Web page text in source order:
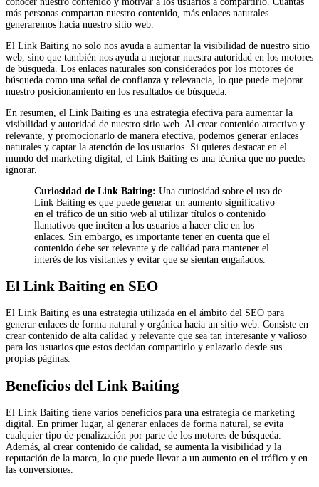
más personas compartan nuestro contenido, más enlaces naturales
generaremos hacia nuestro sitio web.
El Link Baiting no solo nos ayuda a aumentar la visibilidad de nuestro sitio
web, sino que también nos ayuda a mejorar nuestra autoridad en los motores
de búsqueda. Los enlaces naturales son considerados por los motores de
búsqueda como una señal de confianza y relevancia, lo que puede mejorar
nuestro posicionamiento en los resultados de búsqueda.
En resumen, el Link Baiting es una estrategia efectiva para aumentar la
visibilidad y autoridad de nuestro sitio web. Al crear contenido atractivo y
relevante, y promocionarlo de manera efectiva, podemos generar enlaces
naturales y captar la atención de los usuarios. Si quieres destacar en el
mundo del marketing digital, el Link Baiting es una técnica que no puedes
ignorar.
Curiosidad de Link Baiting: Una curiosidad sobre el uso de
Link Baiting es que puede generar un aumento significativo
en el tráfico de un sitio web al utilizar títulos o contenido
llamativos que inciten a los usuarios a hacer clic en los
enlaces. Sin embargo, es importante tener en cuenta que el
contenido debe ser relevante y de calidad para mantener el
interés de los visitantes y evitar que se sientan engañados.
El Link Baiting en SEO
El Link Baiting es una estrategia utilizada en el ámbito del SEO para
generar enlaces de forma natural y orgánica hacia un sitio web. Consiste en
crear contenido de alta calidad y relevante que sea tan interesante y valioso
para los usuarios que estos decidan compartirlo y enlazarlo desde sus
propias páginas.
Beneficios del Link Baiting
El Link Baiting tiene varios beneficios para una estrategia de marketing
digital. En primer lugar, al generar enlaces de forma natural, se evita
cualquier tipo de penalización por parte de los motores de búsqueda.
Además, al crear contenido de calidad, se aumenta la visibilidad y la
reputación de la marca, lo que puede llevar a un aumento en el tráfico y en
las conversiones.